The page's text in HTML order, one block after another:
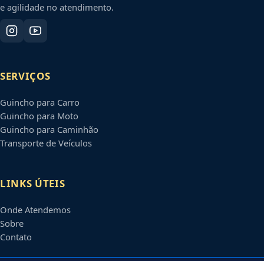
e agilidade no atendimento.
SERVIÇOS
Guincho para Carro
Guincho para Moto
Guincho para Caminhão
Transporte de Veículos
LINKS ÚTEIS
Onde Atendemos
Sobre
Contato